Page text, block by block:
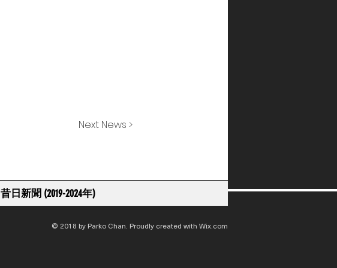
Next News >
昔日新聞 (2019-2024年)
© 2018 by Parko Chan. Proudly created with Wix.com